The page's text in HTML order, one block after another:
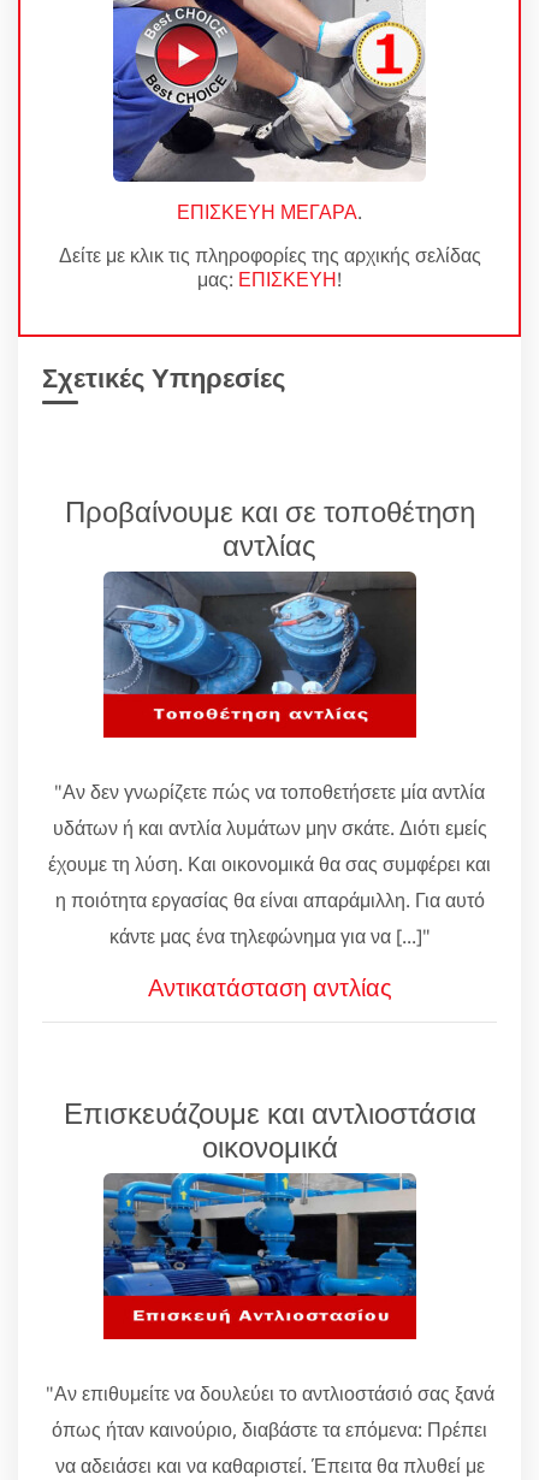
ΕΠΙΣΚΕΥΗ ΜΕΓΑΡΑ.
Δείτε με κλικ τις πληροφορίες της αρχικής σελίδας
μας: ΕΠΙΣΚΕΥΗ!
Σχετικές Υπηρεσίες
Προβαίνουμε και σε τοποθέτηση
αντλίας
"Αν δεν γνωρίζετε πώς να τοποθετήσετε μία αντλία
υδάτων ή και αντλία λυμάτων μην σκάτε. Διότι εμείς
έχουμε τη λύση. Και οικονομικά θα σας συμφέρει και
η ποιότητα εργασίας θα είναι απαράμιλλη. Για αυτό
κάντε μας ένα τηλεφώνημα για να [...]"
Αντικατάσταση αντλίας
Επισκευάζουμε και αντλιοστάσια
οικονομικά
"Αν επιθυμείτε να δουλεύει το αντλιοστάσιό σας ξανά
όπως ήταν καινούριο, διαβάστε τα επόμενα: Πρέπει
να αδειάσει και να καθαριστεί. Έπειτα θα πλυθεί με